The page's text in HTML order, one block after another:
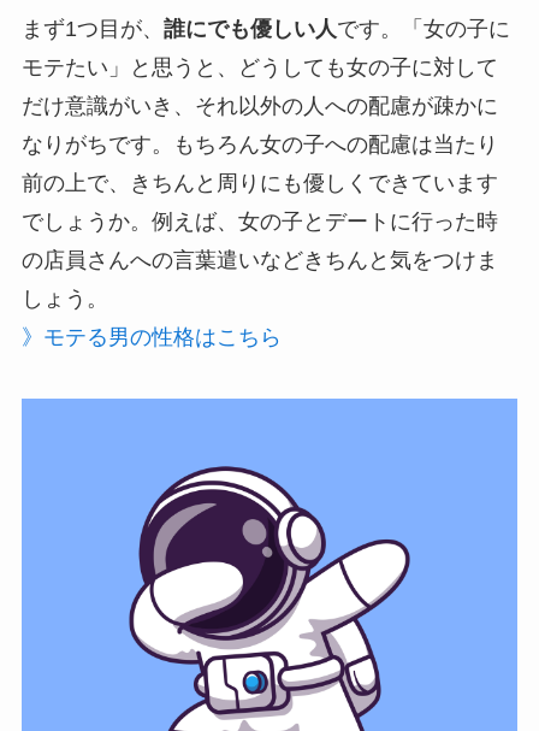
まず1つ目が、 誰にでも優しい人 です。「女の子に
モテたい」と思うと、どうしても女の子に対して
だけ意識がいき、それ以外の人への配慮が疎かに
なりがちです。もちろん女の子への配慮は当たり
前の上で、きちんと周りにも優しくできています
でしょうか。例えば、女の子とデートに行った時
の店員さんへの言葉遣いなどきちんと気をつけま
しょう。
》モテる男の性格はこちら